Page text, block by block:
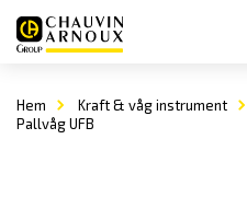
Hem Kraft & våg instrument
Pallvåg UFB